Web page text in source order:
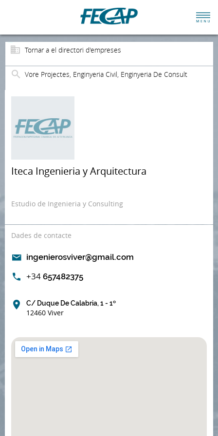
Tornar a el directori d'empreses
Vore Projectes, Enginyeria Civil, Enginyeria De Consult
Iteca Ingenieria y Arquitectura
Estudio de Ingenieria y Consulting
Dades de contacte
ingenierosviver@gmail.com
+34 657482375
C/ Duque De Calabria, 1 - 1º
12460 Viver